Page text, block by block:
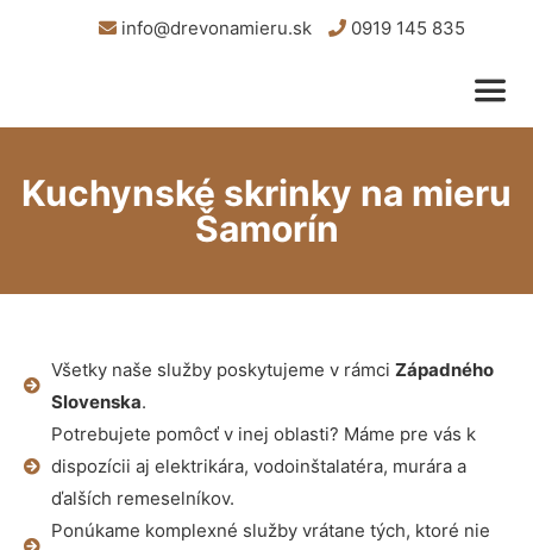
info@drevonamieru.sk 0919 145 835
Kuchynské skrinky na mieru
Šamorín
Všetky naše služby poskytujeme v rámci Západného
Slovenska.
Potrebujete pomôcť v inej oblasti? Máme pre vás k
dispozícii aj elektrikára, vodoinštalatéra, murára a
ďalších remeselníkov.
Ponúkame komplexné služby vrátane tých, ktoré nie